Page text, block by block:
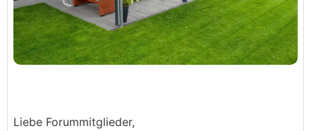
Liebe Forummitglieder,